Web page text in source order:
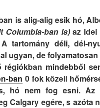
is alig-alig esik hó,
Columbia-ban is)az idei
tartomány déli, dél-
ugyan, de
mindebből
ban 0 fok közeli
hó nem fog esni. Az
Calgary egére, s azóta